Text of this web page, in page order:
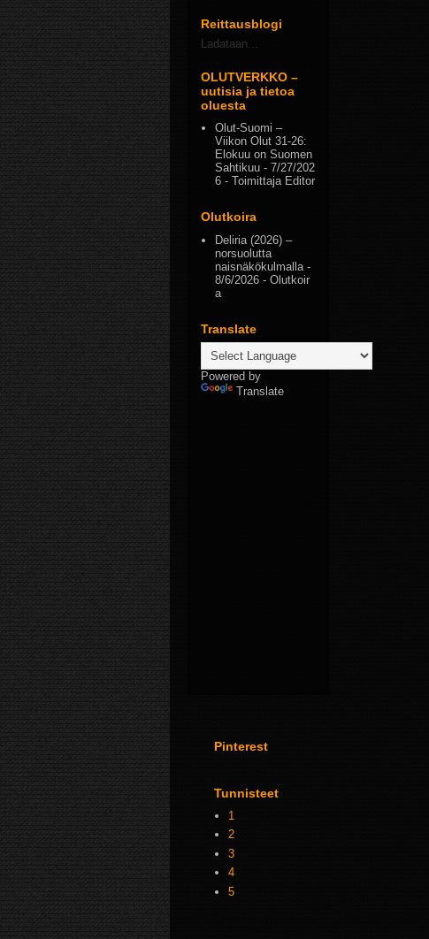
Reittausblogi
Ladataan...
OLUTVERKKO –
uutisia ja tietoa
oluesta
Olut-Suomi –
Viikon Olut 31-26:
Elokuu on Suomen
Sahtikuu - 7/27/202
6 - Toimittaja Editor
Olutkoira
Deliria (2026) –
norsuolutta
naisnäkökulmalla -
8/6/2026 - Olutkoir
a
Translate
Powered by
Translate
Pinterest
Tunnisteet
1
2
3
4
5